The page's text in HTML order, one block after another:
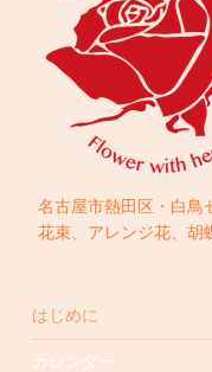
名古屋市熱田区・白鳥
花束、アレンジ花、胡
はじめに
カレンダー